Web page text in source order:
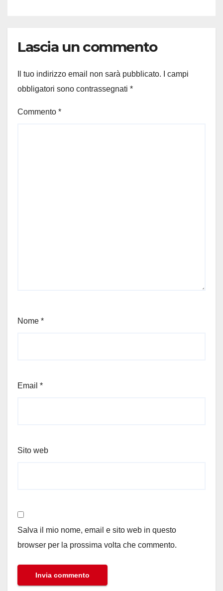
Lascia un commento
Il tuo indirizzo email non sarà pubblicato.
I campi
obbligatori sono contrassegnati *
Commento *
Nome *
Email *
Sito web
Salva il mio nome, email e sito web in questo
browser per la prossima volta che commento.